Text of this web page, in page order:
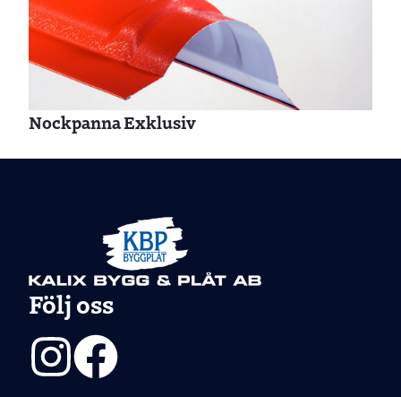
Nockpanna Exklusiv
Följ oss